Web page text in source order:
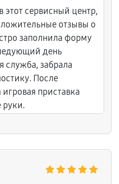
этот сервисный центр,
отзывы о
заполнила форму
день
служба, забрала
После
приставка
руки.